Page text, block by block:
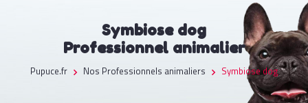
Symbiose dog
Professionnel animalier
Pupuce.fr Nos Professionnels animaliers Symbiose dog